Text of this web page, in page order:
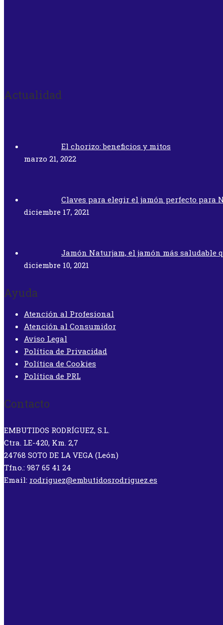
Actualidad
El chorizo: beneficios y mitos
marzo 21, 2022
Claves para elegir el jamón perfecto para
diciembre 17, 2021
Jamón Naturjam, el jamón más saludable
diciembre 10, 2021
Ayuda
Atención al Profesional
Atención al Consumidor
Aviso Legal
Política de Privacidad
Política de Cookies
Política de PRL
Contacto
EMBUTIDOS RODRÍGUEZ, S.L.
Ctra. LE-420, Km. 2,7
24768 SOTO DE LA VEGA (León)
Tfno.: 987 65 41 24
Email: rodriguez@embutidosrodriguez.es